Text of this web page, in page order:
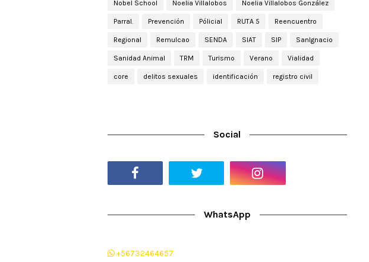
Nobel School Noelia Villalobos Noelia Villalobos González
Parral. Prevención Pólicial RUTA 5 Reencuentro
Regional Remulcao SENDA SIAT SIP SanIgnacio
Sanidad Animal TRM Turismo Verano Vialidad
core delitos sexuales identificación registro civil
Social
WhatsApp
+56732464657